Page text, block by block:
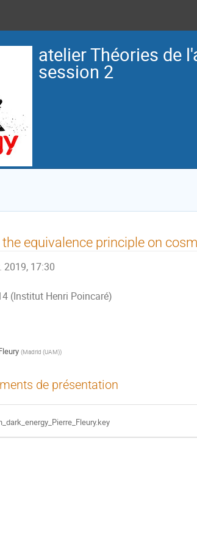
atelier Théories de
session 2
equivalence principle on
2019, 17:30
(Institut Henri Poincaré)
(Madrid (UAM))
de présentation